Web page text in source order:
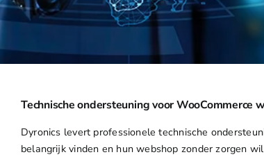
Technische ondersteuning voor WooCommerce
Dyronics levert professionele technische
belangrijk vinden en hun webshop zonder zorgen